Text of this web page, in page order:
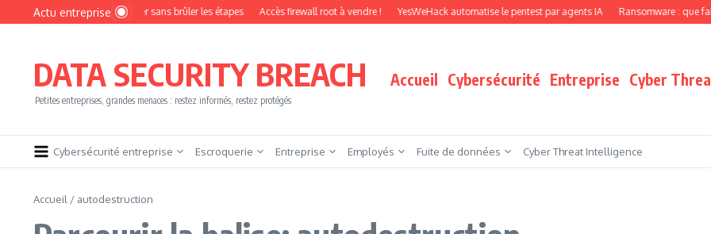
Aller au contenu
Actu entreprise
devenir pentester sans brûler les étapes Accès firewall root à vendre ! YesWeHack automatise le pentest par agents IA Ransomware : que faire quand
DATA SECURITY BREACH
Petites entreprises, grandes menaces : restez informés, restez protégés
Accueil Cybersécurité Entreprise Cyber
Cybersécurité entreprise Escroquerie Entreprise Employés Fuite de données Cyber Threat Intelligence
Accueil / autodestruction